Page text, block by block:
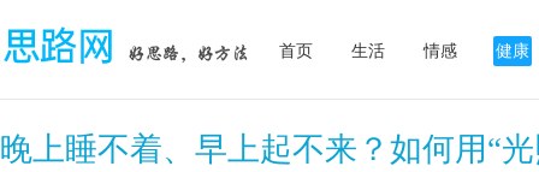
首页 生活 情感 健康
晚上睡不着、早上起不来？如何用“